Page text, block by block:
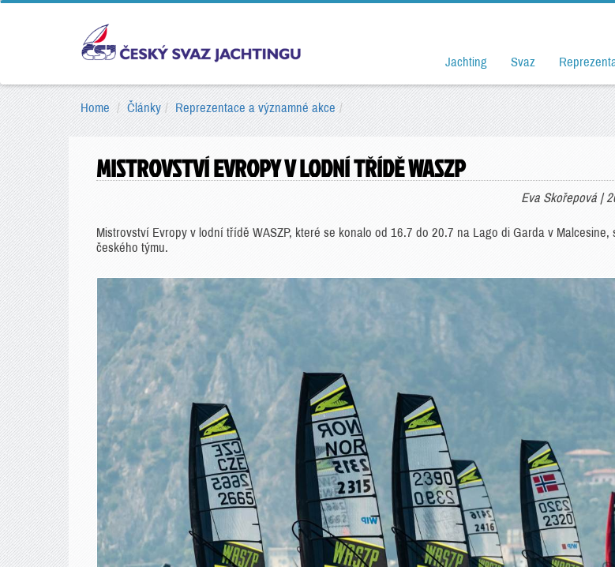
Jachting Svaz
Home Články Reprezentace a významné akce
MISTROVSTVÍ EVROPY V LODNÍ TŘÍDĚ WASZP
Eva Skořepová |
Mistrovství Evropy v lodní třídě WASZP, které se konalo od 16.7 do 20.7 na Lago di Garda v Malcesine,
českého týmu.